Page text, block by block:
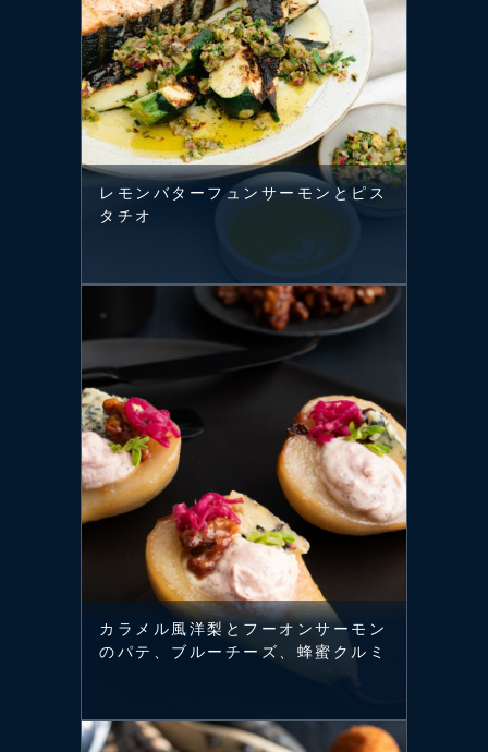
レモンバターフュンサーモンとピス
タチオ
カラメル風洋梨とフーオンサーモン
のパテ、ブルーチーズ、蜂蜜クルミ